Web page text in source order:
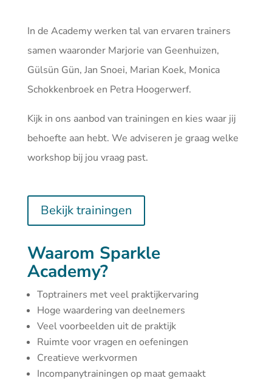
In de Academy werken tal van ervaren trainers
samen waaronder Marjorie van Geenhuizen,
Gülsün Gün, Jan Snoei, Marian Koek, Monica
Schokkenbroek en Petra Hoogerwerf.
Kijk in ons aanbod van trainingen en kies waar jij
behoefte aan hebt. We adviseren je graag welke
workshop bij jou vraag past.
Bekijk trainingen
Waarom Sparkle
Academy?
Toptrainers met veel praktijkervaring
Hoge waardering van deelnemers
Veel voorbeelden uit de praktijk
Ruimte voor vragen en oefeningen
Creatieve werkvormen
Incompanytrainingen op maat gemaakt